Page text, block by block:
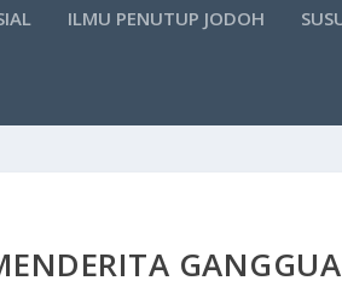
ILMU PENUTUP JODOH